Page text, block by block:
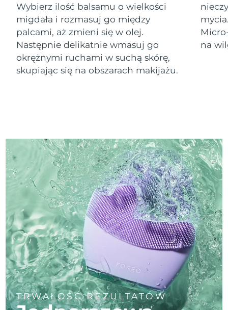
Wybierz ilość balsamu o wielkości
migdała i rozmasuj go między
palcami, aż zmieni się w olej.
Następnie delikatnie wmasuj go
okrężnymi ruchami w suchą skórę,
skupiając się na obszarach makijażu.
na
TRWAŁOŚĆ REZULTATÓW